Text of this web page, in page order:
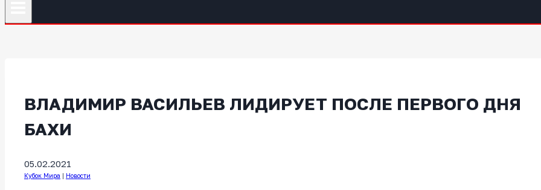
ВЛАДИМИР ВАСИЛЬЕВ ЛИДИРУЕТ ПОСЛЕ ПЕРВОГО ДНЯ
БАХИ
05.02.2021
Кубок Мира | Новости